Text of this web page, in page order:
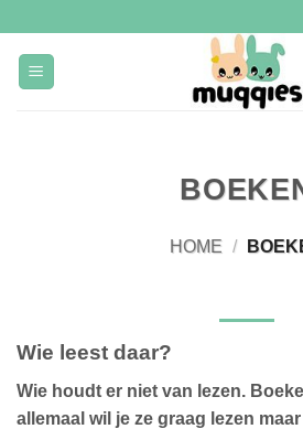
inhoud
HOME /
Wie leest daar?
Wie houdt er niet van lezen.
allemaal wil je ze graag lezen